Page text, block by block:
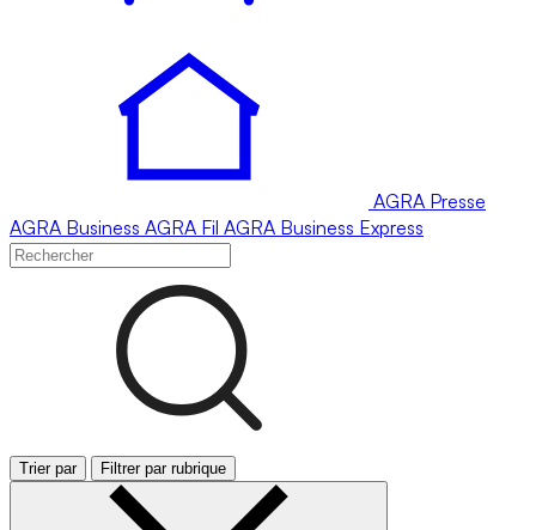
AGRA Presse
AGRA Business AGRA Fil AGRA Business Express
Trier par Filtrer par rubrique